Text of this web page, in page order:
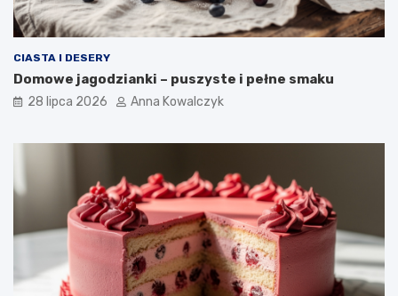
CIASTA I DESERY
Domowe jagodzianki – puszyste i pełne smaku
28 lipca 2026 Anna Kowalczyk